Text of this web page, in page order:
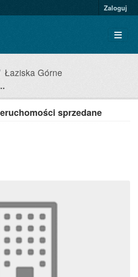
Zaloguj
Łaziska Górne
sprzedane